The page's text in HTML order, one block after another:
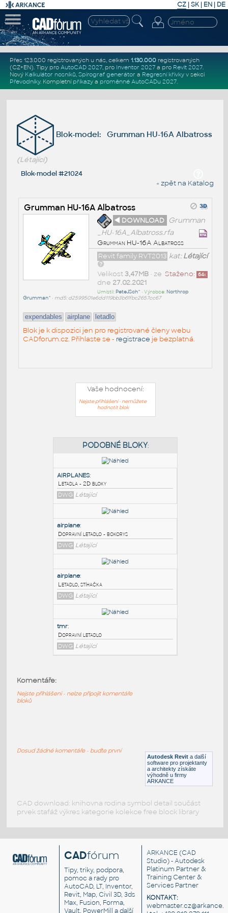
CZ | SK| EN | DE
Přes 123.000 registrovaných u nás, celkem 1.130.000registrovaných
(CZ+EN). Tipy pro AutoCAD 2027, pro Inventor 2027a pro Revit 2027.
Nový Kalkulátor nosníků, Spirograf generátor a Regresní křivkyv sekci
Převodníky. Kompletní příkazya proměnné AutoCADu 2027.
Blok-model: Grumman HU-16A Albatross
(Létající)
Blok-model #21024
« zpět na Katalog
Grumman HU-16A Albatross
◄ DOWNLOAD Grumman
_HU-16A_Albatross.rfa
Grumman HU-16A Albatross
kat:Létající
Revit family RVT2013
Staženo: 64x
Velikost3,47MB• ze
dne 27.02.2021
Umístil: PeteJSch^ • Výrobce: Northrop
Grumman^ • md5: d2599501e6dd119bb3b61fbc2657cc67
expendables airplane letadlo
Blok je k dispozici jen pro registrované členy webu
CADforum.cz. Přihlaste se - registrace je bezplatná.
Vaše hodnocení:
Nejste přihlášeni - nemůžete
hodnotit blok
AIRPLANES:
Letadla - 2D bloky
DWG Létající
airplane:
Dopravní letadlo - bokorys
DWG Létající
Dopravní letadlo
Autodesk Revit a další
software pro projektanty
a architekty získáte
výhodně u firmy
ARKANCE
Komentáře:
Nejste přihlášeni - nelze připojit komentáře
bloků
Dosud žádné komentáře - buďte první
CAD download: knihovna rodina symbol detail součást
prvek stafáž výkres kategorie kolekce free block library
CADfórum
Tipy, triky, podpora,
pomoc a rady pro
AutoCAD, LT, Inventor,
Revit, Map, Civil 3D, 3ds
Max, Fusion, Forma,
Vault, PowerMill a další
ARKANCE (CAD
Studio) - Autodesk
Platinum Partner &
Training Center &
Services Partner
KONTAKT: